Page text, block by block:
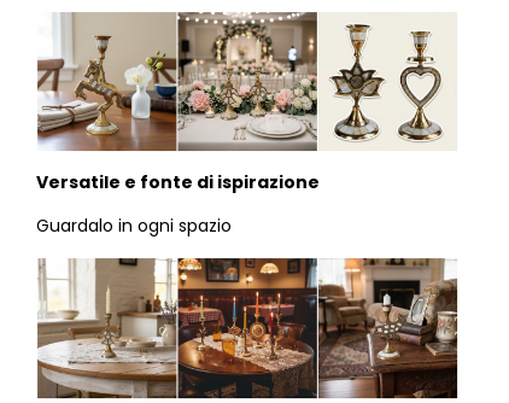
Versatile e fonte di ispirazione
Guardalo in ogni spazio